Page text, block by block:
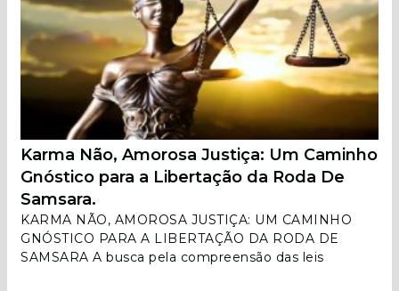
Karma Não, Amorosa Justiça: Um Caminho
Gnóstico para a Libertação da Roda De
Samsara.
KARMA NÃO, AMOROSA JUSTIÇA: UM CAMINHO
GNÓSTICO PARA A LIBERTAÇÃO DA RODA DE
SAMSARA A busca pela compreensão das leis